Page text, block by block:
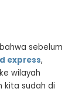
sebelum
express,
wilayah
kita sudah di